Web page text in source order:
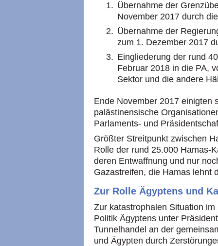
Übernahme der
November 2017 durch
Übernahme der
zum 1. Dezember 2017
Eingliederung der rund
Februar 2018 in die PA,
Sektor und die andere
Ende November 2017 einigten
palästinensische
Parlaments- und
Größter Streitpunkt zwischen
Rolle der rund 25.000 Hamas-
deren Entwaffnung und nur
Gazastreifen, die Hamas lehnt
Zur Rolle Ägyptens und
Zur katastrophalen Situation
Politik Ägyptens unter
Tunnelhandel an der
und Ägypten durch